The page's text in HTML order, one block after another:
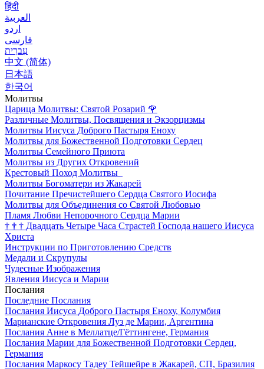
हिंदी
العربية
اردو
فارسی
עִברִית
中文 (简体)
日本語
한국어
Молитвы
Царица Молитвы: Святой Розарий 🌹
Различные Молитвы, Посвящения и Экзорцизмы
Молитвы Иисуса Доброго Пастыря Еноху
Молитвы для Божественной Подготовки Сердец
Молитвы Семейного Приюта
Молитвы из Других Откровений
Крестовый Поход Молитвы
Молитвы Богоматери из Жакарей
Почитание Пречистейшего Сердца Святого Иосифа
Молитвы для Объединения со Святой Любовью
Пламя Любви Непорочного Сердца Марии
† † † Двадцать Четыре Часа Страстей Господа нашего Иисуса
Христа
Инструкции по Приготовлению Средств
Медали и Скрупулы
Чудесные Изображения
Явления Иисуса и Марии
Послания
Последние Послания
Послания Иисуса Доброго Пастыря Еноху, Колумбия
Марианские Откровения Луз де Марии, Аргентина
Послания Анне в Меллатце/Гёттингене, Германия
Послания Марии для Божественной Подготовки Сердец,
Германия
Послания Маркосу Тадеу Тейшейре в Жакарей, СП, Бразилия